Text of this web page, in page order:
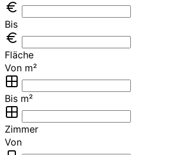
Bis
Fläche
Von m²
Bis m²
Zimmer
Von